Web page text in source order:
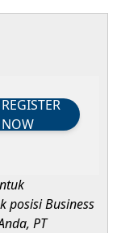
REGISTER
NOW
posisi Business
PT